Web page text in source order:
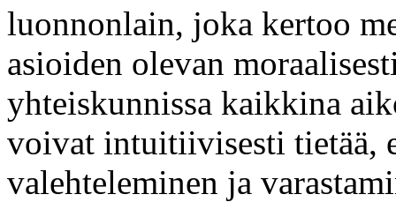
luonnonlain, joka kertoo
asioiden olevan
yhteiskunnissa kaikkina
voivat intuitiivisesti tietää,
valehteleminen ja